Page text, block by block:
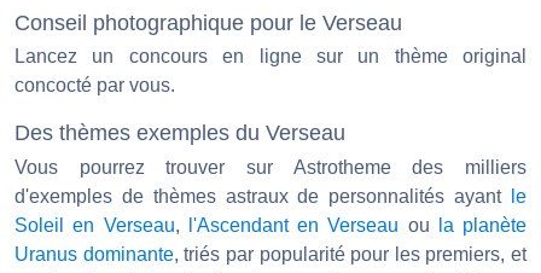
Conseil photographique pour le Verseau
Lancez un concours en ligne sur un thème original
concocté par vous.
Des thèmes exemples du Verseau
Vous pourrez trouver sur Astrotheme des milliers
d'exemples de thèmes astraux de personnalités ayant
le
Soleil en Verseau, l'Ascendant en Verseau ou
la planète
Uranus dominante, triés par popularité pour les premiers, et